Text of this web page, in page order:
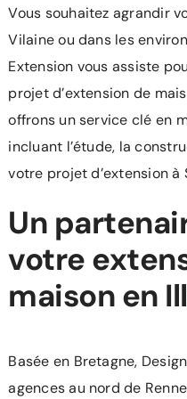
Contact/Devis
Vous souhaitez agrandir
Vilaine ou dans les
Extension vous assiste
projet d’extension de
offrons un service clé en
incluant l’étude, la
votre projet d’extension
Un
votre
maison en
Basée en Bretagne,
agences au nord de